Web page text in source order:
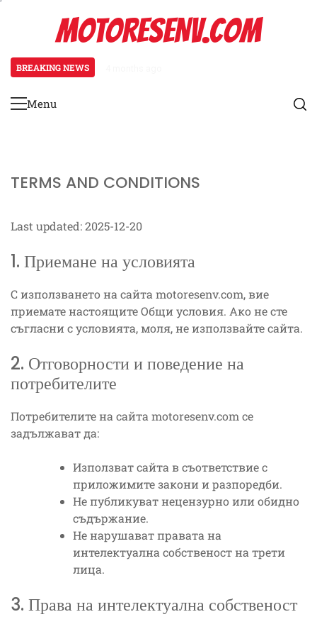
MOTORESENV.COM
BREAKING NEWS
Primary
Menu
TERMS AND CONDITIONS
Last updated: 2025-12-20
1. Приемане на условията
С използването на сайта motoresenv.com, вие
приемате настоящите Общи условия. Ако не сте
съгласни с условията, моля, не използвайте сайта.
2. Отговорности и поведение на
потребителите
Потребителите на сайта motoresenv.com се
задължават да:
Използват сайта в съответствие с
приложимите закони и разпоредби.
Не публикуват нецензурно или обидно
съдържание.
Не нарушават правата на
интелектуална собственост на трети
лица.
3. Права на интелектуална собственост